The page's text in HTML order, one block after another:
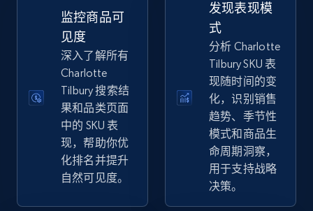
Seller reviews, Breadcrumbs, Root category, and
more.
立即开始
eBay - Gather data on products using
specified keywords
URL, Product id, Title, Seller name, Seller rating,
Seller reviews, Breadcrumbs, Root category, and
more.
监控商品可
见度
深入了解所有
Charlotte
Tilbury 搜索结
果和品类页面
中的 SKU 表
现，帮助你优
化排名并提升
自然可见度。
发现表现模
式
分析 Charlotte
Tilbury SKU 表
现随时间的变
化，识别销售
趋势、季节性
模式和商品生
命周期洞察，
用于支持战略
决策。